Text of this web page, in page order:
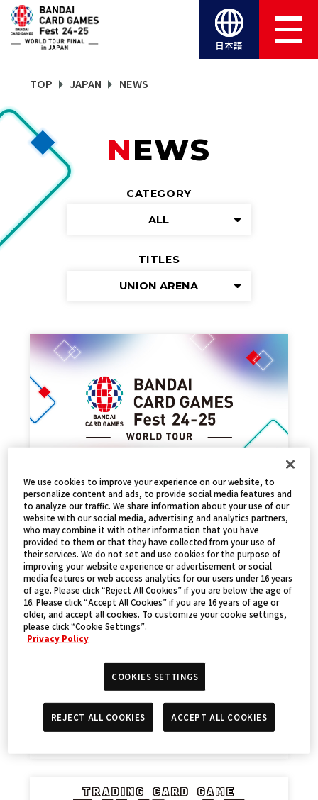
日本語
TOP JAPAN NEWS
NEWS
CATEGORY
ALL
TITLES
UNION ARENA
事後販売について
2025.03.08 PRODUCTS
FAQ
We use cookies to improve your experience on our website, to
personalize content and ads, to provide social media features and
to analyze our traffic. We share information about your use of our
website with our social media, advertising and analytics partners,
who may combine it with other information that you have
provided to them or that they have collected from your use of
their services. We do not set and use cookies for the purpose of
improving your website experience or advertisement or social
media features or web access analytics for our users under 16 years
of age. Please click “Reject All Cookies” if you are below the age of
16. Please click “Accept All Cookies” if you are 16 years of age or
older, and accept all cookies. To customize your cookie settings,
please click “Cookie Settings”.
Privacy Policy
COOKIES SETTINGS
REJECT ALL COOKIES ACCEPT ALL COOKIES